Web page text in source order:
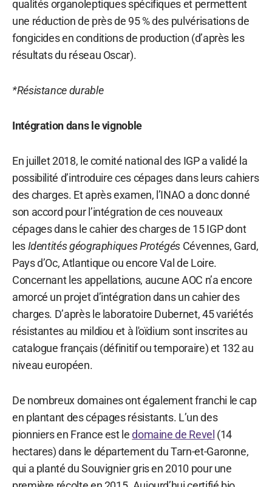
qualités organoleptiques spécifiques et permettent
une réduction de près de 95 % des pulvérisations de
fongicides en conditions de production (d’après les
résultats du réseau Oscar).
*Résistance durable
Intégration dans le vignoble
En juillet 2018, le comité national des IGP a validé la
possibilité d’introduire ces cépages dans leurs cahiers
des charges. Et après examen, l’INAO a donc donné
son accord pour l’intégration de ces nouveaux
cépages dans le cahier des charges de 15 IGP dont
les Identités géographiques Protégés Cévennes, Gard,
Pays d’Oc, Atlantique ou encore Val de Loire.
Concernant les appellations, aucune AOC n’a encore
amorcé un projet d’intégration dans un cahier des
charges. D’après le laboratoire Dubernet, 45 variétés
résistantes au mildiou et à l'oïdium sont inscrites au
catalogue français (définitif ou temporaire) et 132 au
niveau européen.
De nombreux domaines ont également franchi le cap
en plantant des cépages résistants. L’un des
pionniers en France est ledomaine de Revel (14
hectares) dans le département du Tarn-et-Garonne,
qui a planté du Souvignier gris en 2010 pour une